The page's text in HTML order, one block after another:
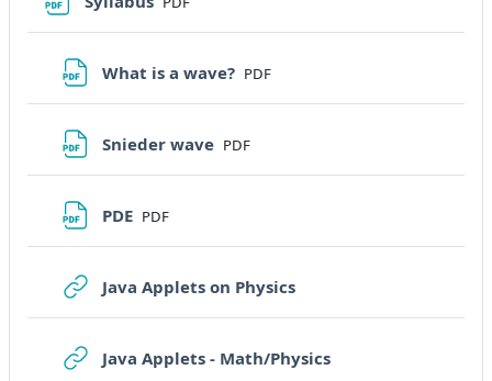
What is a wave? File
PDF
Snieder wave File
PDF
PDE File
PDF
Java Applets on PhysicsURL
Java Applets - Math/PhysicsURL